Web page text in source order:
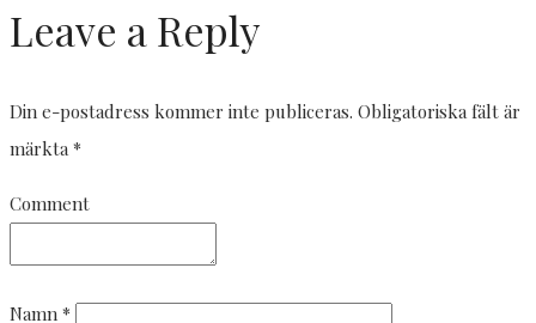
Leave a Reply
Din e-postadress kommer inte publiceras. Obligatoriska fält är
märkta *
Comment
Namn *